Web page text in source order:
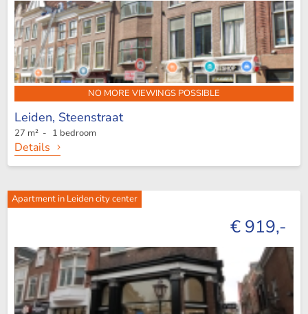
NO MORE VIEWINGS POSSIBLE
Leiden, Steenstraat
27 m² - 1 bedroom
Details
Apartment in Leiden city center
€ 919,-